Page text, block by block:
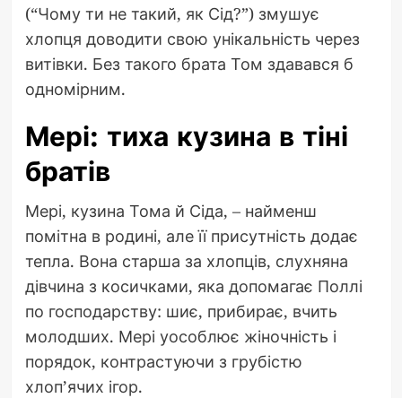
(“Чому ти не такий, як Сід?”) змушує
хлопця доводити свою унікальність через
витівки. Без такого брата Том здавався б
одномірним.
Мері: тиха кузина в тіні
братів
Мері, кузина Тома й Сіда, – найменш
помітна в родині, але її присутність додає
тепла. Вона старша за хлопців, слухняна
дівчина з косичками, яка допомагає Поллі
по господарству: шиє, прибирає, вчить
молодших. Мері уособлює жіночність і
порядок, контрастуючи з грубістю
хлоп’ячих ігор.